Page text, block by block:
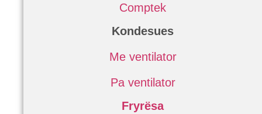
Comptek
Kondesues
Me ventilator
Pa ventilator
Fryrësa